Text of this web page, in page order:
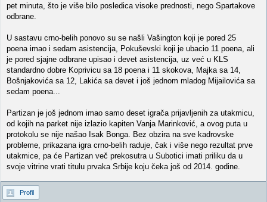
pet minuta, što je više bilo posledica visoke prednosti, nego Spartakove
odbrane.
U sastavu crno-belih ponovo su se našli Vašington koji je pored 25
poena imao i sedam asistencija, Pokuševski koji je ubacio 11 poena, ali
je pored sjajne odbrane upisao i devet asistencija, uz već u KLS
standardno dobre Koprivicu sa 18 poena i 11 skokova, Majka sa 14,
Bošnjakovića sa 12, Lakića sa devet i još jednom mladog Mijailovića sa
sedam poena...
Partizan je još jednom imao samo deset igrača prijavljenih za utakmicu,
od kojih na parket nije izlazio kapiten Vanja Marinković, a ovog puta u
protokolu se nije našao Isak Bonga. Bez obzira na sve kadrovske
probleme, prikazana igra crno-belih raduje, čak i više nego rezultat prve
utakmice, pa će Partizan več prekosutra u Subotici imati priliku da u
svoje vitrine vrati titulu prvaka Srbije koju čeka još od 2014. godine.
Profil